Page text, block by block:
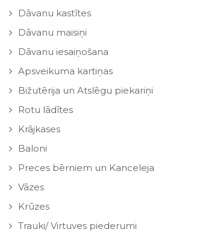
Dāvanu kastītes
Dāvanu maisiņi
Dāvanu iesaiņošana
Apsveikuma kartiņas
Bižutērija un Atslēgu piekariņi
Rotu lādītes
Krājkases
Baloni
Preces bērniem un Kanceleja
Vāzes
Krūzes
Trauki/ Virtuves piederumi